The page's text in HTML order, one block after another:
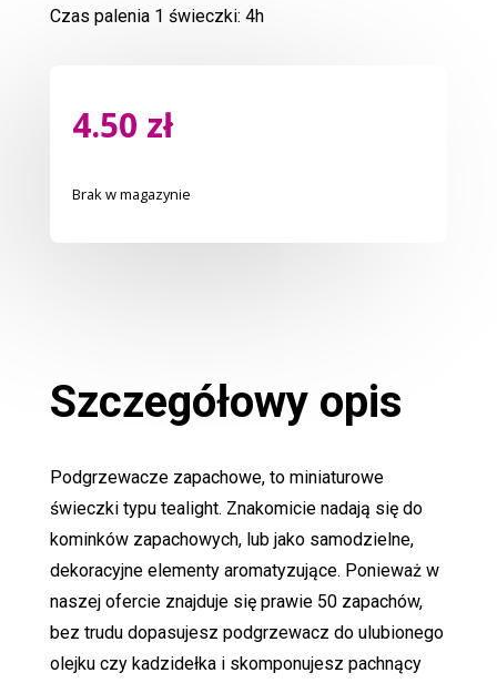
Czas palenia 1 świeczki: 4h
4.50 zł
Brak w magazynie
Szczegółowy opis
Podgrzewacze zapachowe, to miniaturowe
świeczki typu tealight. Znakomicie nadają się do
kominków zapachowych, lub jako samodzielne,
dekoracyjne elementy aromatyzujące. Ponieważ w
naszej ofercie znajduje się prawie 50 zapachów,
bez trudu dopasujesz podgrzewacz do ulubionego
olejku czy kadzidełka i skomponujesz pachnący